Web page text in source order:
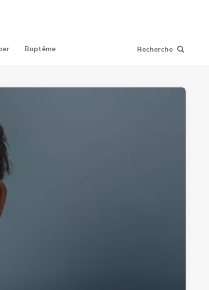
Baptême Recherche